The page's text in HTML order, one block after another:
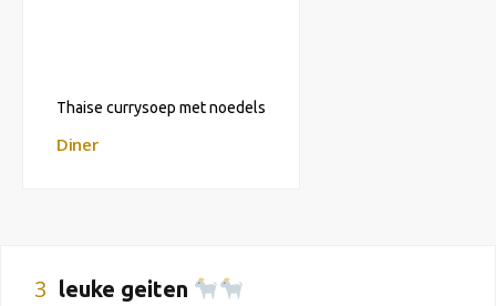
Thaise currysoep met noedels
Diner
3 leuke geiten